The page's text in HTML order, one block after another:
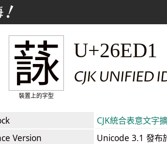
𦻑
裝置上的字型
U+26ED1
CJK UNIFIED
CJK統合表意文
Version
Unicode 3.1 發布